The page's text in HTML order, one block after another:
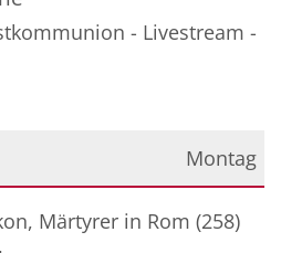
- Livestream -
Montag
Märtyrer in Rom (258)